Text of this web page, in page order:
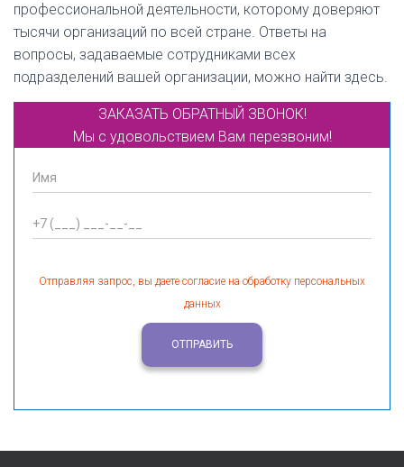
профессиональной деятельности, которому доверяют
тысячи организаций по всей стране. Ответы на
вопросы, задаваемые сотрудниками всех
подразделений вашей организации, можно найти здесь.
ЗАКАЗАТЬ ОБРАТНЫЙ ЗВОНОК!
Мы с удовольствием Вам перезвоним!
Отправляя запрос, вы даете согласие на обработку персональных
данных